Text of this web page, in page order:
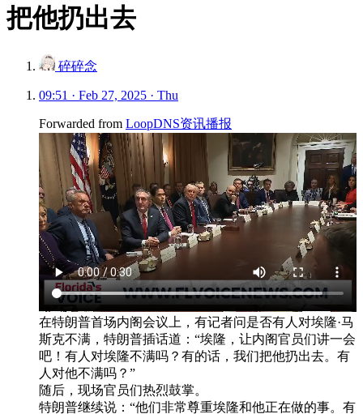
把他扔出去
碎碎念
09:51 · Feb 27, 2025 · Thu
Forwarded from LoopDNS资讯播报
在特朗普首场内阁会议上，有记者问是否有人对埃隆·马
斯克不满，特朗普插话道：“埃隆，让内阁官员们讲一会
吧！有人对埃隆不满吗？有的话，我们把他扔出去。有
人对他不满吗？”
随后，现场官员们热烈鼓掌。
特朗普继续说：“他们非常尊重埃隆和他正在做的事。有